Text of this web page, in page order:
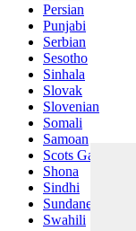
Persian
Punjabi
Serbian
Sesotho
Sinhala
Slovak
Slovenian
Somali
Samoan
Scots Gaelic
Shona
Sindhi
Sundanese
Swahili